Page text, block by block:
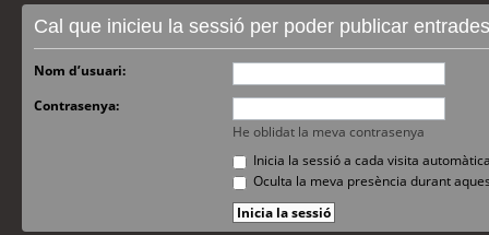
Cal que inicieu la sessió per poder publicar
Nom d’usuari:
Contrasenya:
He oblidat la meva contrasenya
Inicia la sessió a cada visita
Oculta la meva presència durant